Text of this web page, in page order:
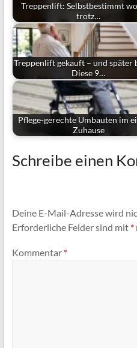
Treppenlift: Selbstbestimmt
trotz…
Treppenlift gekauft – und später
Diese 9…
Pflege-gerechte Umbauten im
Zuhause
Schreibe einen
Deine E-Mail-Adresse wird
Erforderliche Felder sind mit *
Kommentar *